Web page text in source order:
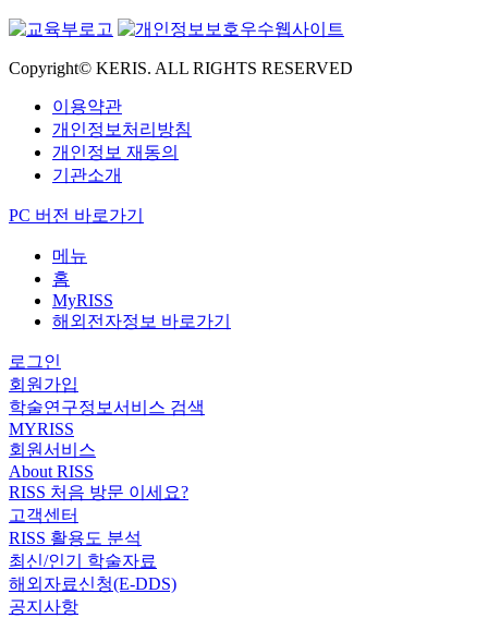
Copyright© KERIS. ALL RIGHTS RESERVED
이용약관
개인정보처리방침
개인정보 재동의
기관소개
PC 버전 바로가기
메뉴
홈
MyRISS
해외전자정보 바로가기
로그인
회원가입
학술연구정보서비스 검색
MYRISS
회원서비스
About RISS
RISS 처음 방문 이세요?
고객센터
RISS 활용도 분석
최신/인기 학술자료
해외자료신청(E-DDS)
공지사항